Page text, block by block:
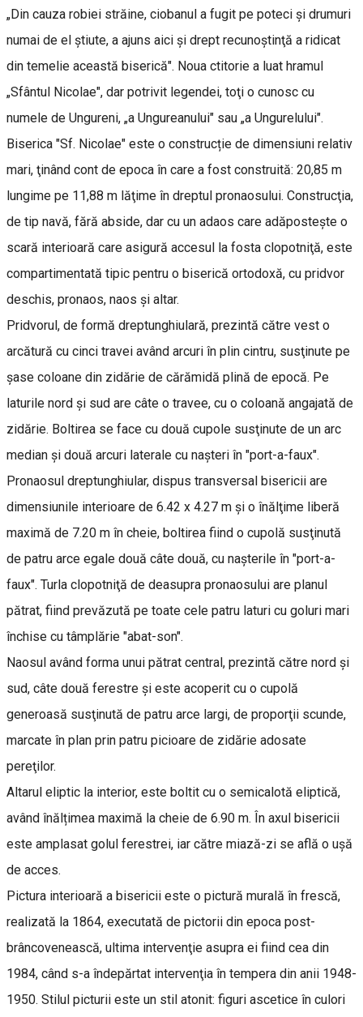
„Din cauza robiei străine, ciobanul a fugit pe poteci şi drumuri
numai de el ştiute, a ajuns aici şi drept recunoştinţă a ridicat
din temelie această biserică". Noua ctitorie a luat hramul
„Sfântul Nicolae", dar potrivit legendei, toţi o cunosc cu
numele de Ungureni, „a Ungureanului" sau „a Ungurelului".
Biserica "Sf. Nicolae" este o construcție de dimensiuni relativ
mari, ţinând cont de epoca în care a fost construită: 20,85 m
lungime pe 11,88 m lăţime în dreptul pronaosului. Construcţia,
de tip navă, fără abside, dar cu un adaos care adăposteşte o
scară interioară care asigură accesul la fosta clopotniţă, este
compartimentată tipic pentru o biserică ortodoxă, cu pridvor
deschis, pronaos, naos şi altar.
Pridvorul, de formă dreptunghiulară, prezintă către vest o
arcătură cu cinci travei având arcuri în plin cintru, susţinute pe
şase coloane din zidărie de cărămidă plină de epocă. Pe
laturile nord şi sud are câte o travee, cu o coloană angajată de
zidărie. Boltirea se face cu două cupole susţinute de un arc
median şi două arcuri laterale cu naşteri în "port-a-faux".
Pronaosul dreptunghiular, dispus transversal bisericii are
dimensiunile interioare de 6.42 x 4.27 m şi o înălţime liberă
maximă de 7.20 m în cheie, boltirea fiind o cupolă susţinută
de patru arce egale două câte două, cu naşterile în "port-a-
faux". Turla clopotniţă de deasupra pronaosului are planul
pătrat, fiind prevăzută pe toate cele patru laturi cu goluri mari
închise cu tâmplărie "abat-son".
Naosul având forma unui pătrat central, prezintă către nord şi
sud, câte două ferestre şi este acoperit cu o cupolă
generoasă susţinută de patru arce largi, de proporţii scunde,
marcate în plan prin patru picioare de zidărie adosate
pereţilor.
Altarul eliptic la interior, este boltit cu o semicalotă eliptică,
având înălțimea maximă la cheie de 6.90 m. În axul bisericii
este amplasat golul ferestrei, iar către miază-zi se află o ușă
de acces.
Pictura interioară a bisericii este o pictură murală în frescă,
realizată la 1864, executată de pictorii din epoca post-
brâncovenească, ultima intervenţie asupra ei fiind cea din
1984, când s-a îndepărtat intervenţia în tempera din anii 1948-
1950. Stilul picturii este un stil atonit: figuri ascetice în culori